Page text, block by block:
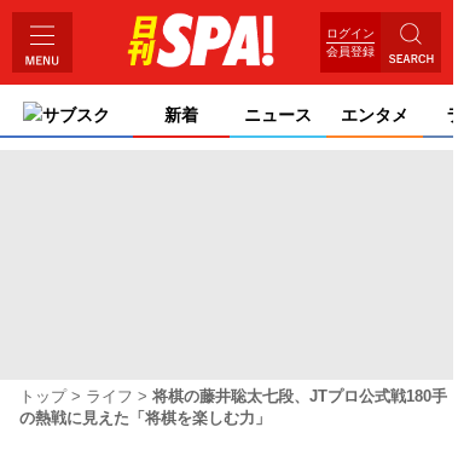
ログイン
会員登録
サブスク 新着 ニュース エンタメ
トップ ライフ
将棋の藤井聡太七段、JTプロ公式戦180手
の熱戦に見えた「将棋を楽しむ力」